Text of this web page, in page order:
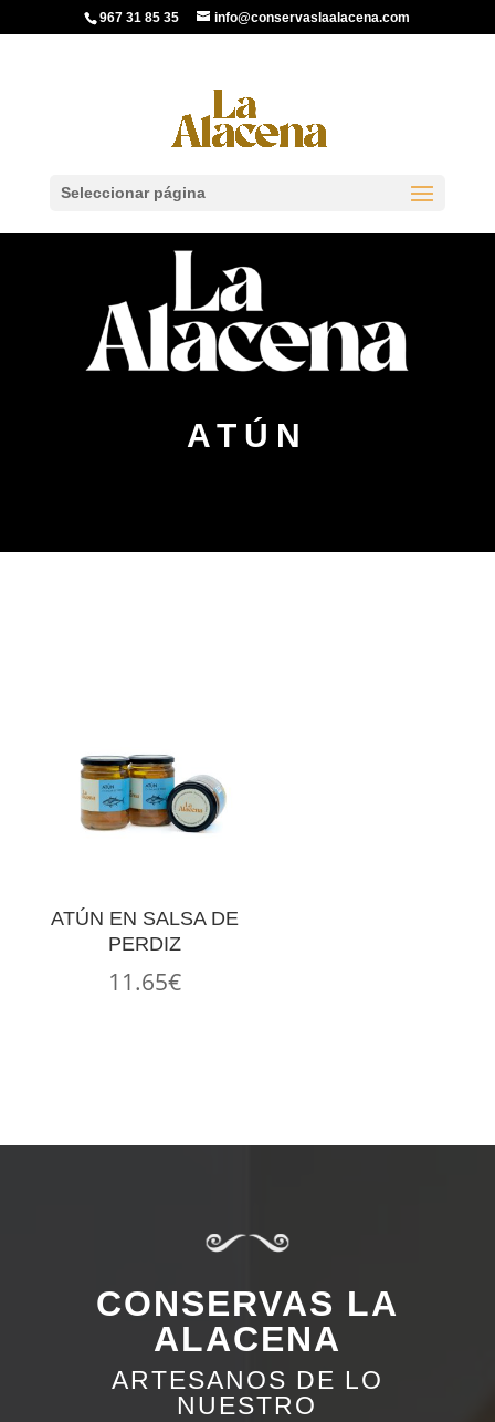
967 31 85 35 info@conservaslaalacena.com
Seleccionar página
ATÚN
ATÚN EN SALSA DE
PERDIZ
11.65€
CONSERVAS LA
ALACENA
ARTESANOS DE LO
NUESTRO